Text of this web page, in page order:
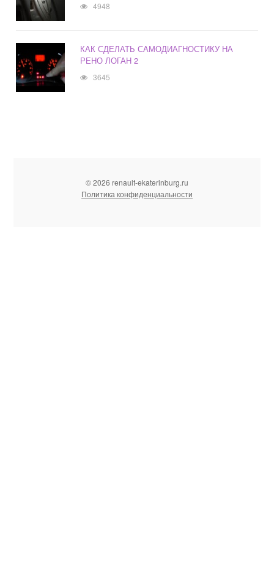
4948
КАК СДЕЛАТЬ САМОДИАГНОСТИКУ НА
РЕНО ЛОГАН 2
3645
© 2026 renault-ekaterinburg.ru
Политика конфиденциальности